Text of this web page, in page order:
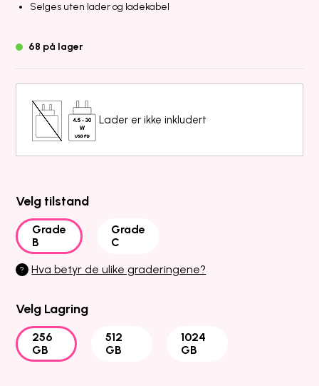
Selges uten lader og ladekabel
68 på lager
Lader er ikke inkludert
Velg tilstand
Grade
B
Grade
C
? Hva betyr de ulike graderingene?
Velg Lagring
256
GB
512
GB
1024
GB